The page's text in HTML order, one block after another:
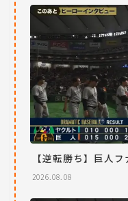
【逆転勝ち】巨人
2026.08.08